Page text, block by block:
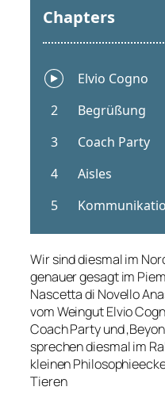
Wir sind diesmal im
genauer gesagt im
Nascetta di Novello
vom Weingut Elvio
Coach Party und
sprechen diesmal im
kleinen
Tieren